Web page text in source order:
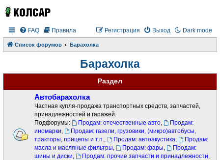
Dark mode
FAQ Правила Выход
Регистрация
Список форумов Барахолка
Барахолка
Раздел
Автобарахолка
Частная купля-продажа транспортных средств, запчастей,
принадлежностей и гаражей.
Подфорумы:
Продам: отечественные авто,
Продам:
иномарки,
Продам: газели, грузовики, (микро)автобусы,
тракторы, прицепы и т.п., Продам: автоакустика,
Продам:
масла и масляные фильтры, Продам: фары,
Продам:
шины и диски, Продам: прочие запчасти и принадлежности,